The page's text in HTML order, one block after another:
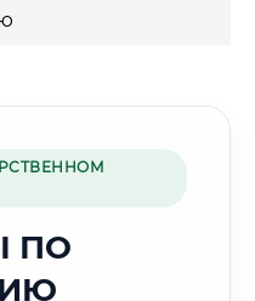
"Судебная экспертиза"
"Экспертиза"
ПО